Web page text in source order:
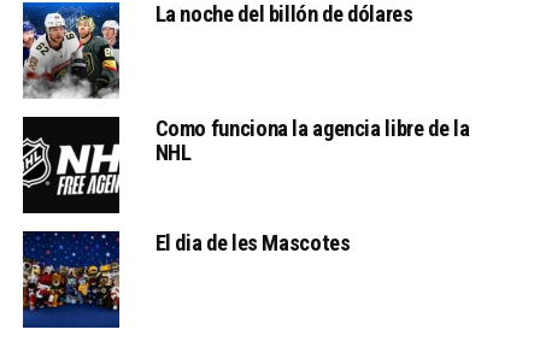
La noche del billón de dólares
Como funciona la agencia libre de la
NHL
El dia de les Mascotes